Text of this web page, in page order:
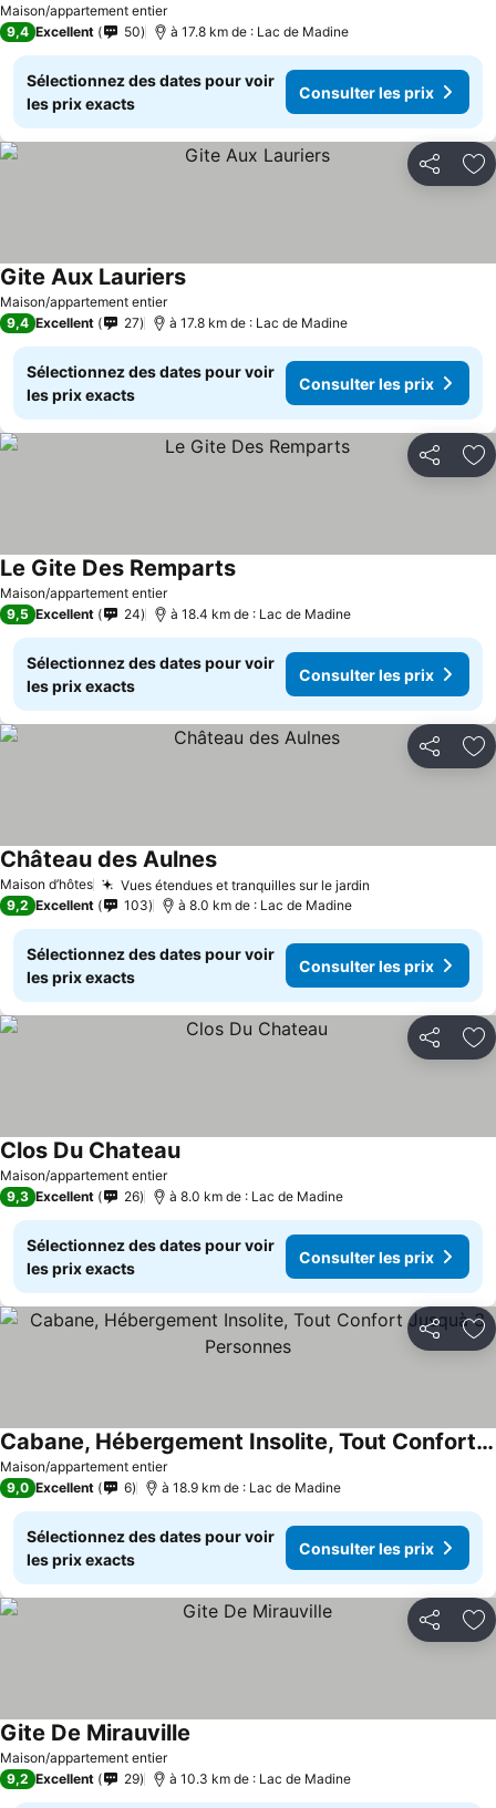
Maison/appartement entier
9,4 Excellent 50 à 17.8 km de : Lac de Madine
Sélectionnez des dates pour voir
les prix exacts
Consulter les prix
Partager
Maison/appartement entier
Gite Aux Lauriers
9,4 Excellent 27 à 17.8 km de : Lac de Madine
Sélectionnez des dates pour voir
les prix exacts
Consulter les prix
Partager
Maison/appartement entier
Le Gite Des Remparts
9,5 Excellent 24 à 18.4 km de : Lac de Madine
Sélectionnez des dates pour voir
les prix exacts
Consulter les prix
Partager
Maison d’hôtes Vues étendues et tranquilles sur le jardin
Château des Aulnes
9,2 Excellent 103 à 8.0 km de : Lac de Madine
Sélectionnez des dates pour voir
les prix exacts
Consulter les prix
Partager
Maison/appartement entier
Clos Du Chateau
9,3 Excellent 26 à 8.0 km de : Lac de Madine
Sélectionnez des dates pour voir
les prix exacts
Consulter les prix
Partager
Maison/appartement entier
Cabane, Hébergement Insolite, Tout Confort Jusquà 3 Personnes
9,0 Excellent 6 à 18.9 km de : Lac de Madine
Sélectionnez des dates pour voir
les prix exacts
Consulter les prix
Partager
Maison/appartement entier
Gite De Mirauville
9,2 Excellent 29 à 10.3 km de : Lac de Madine